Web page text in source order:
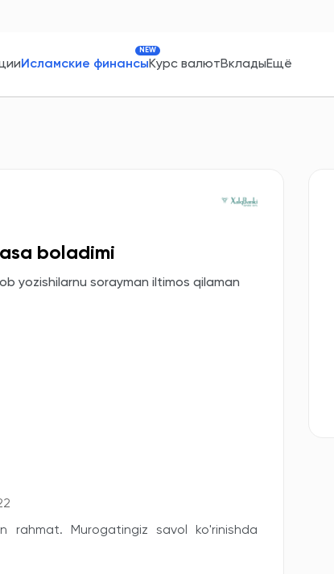
Исламские финансы
NEW
Курс валютВкладыЕщё
boladimi
yozishilarnu sorayman iltimos qilaman
rahmat. Murogatingiz savol ko'rinishda